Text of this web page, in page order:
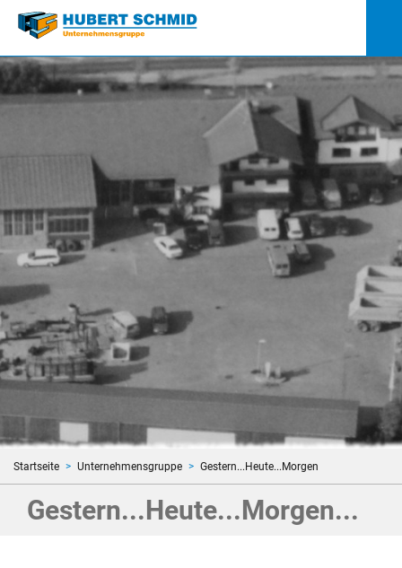
Links
Startseite Unternehmensgruppe Gestern...Heute...Morgen
Gestern...Heute...Morgen...